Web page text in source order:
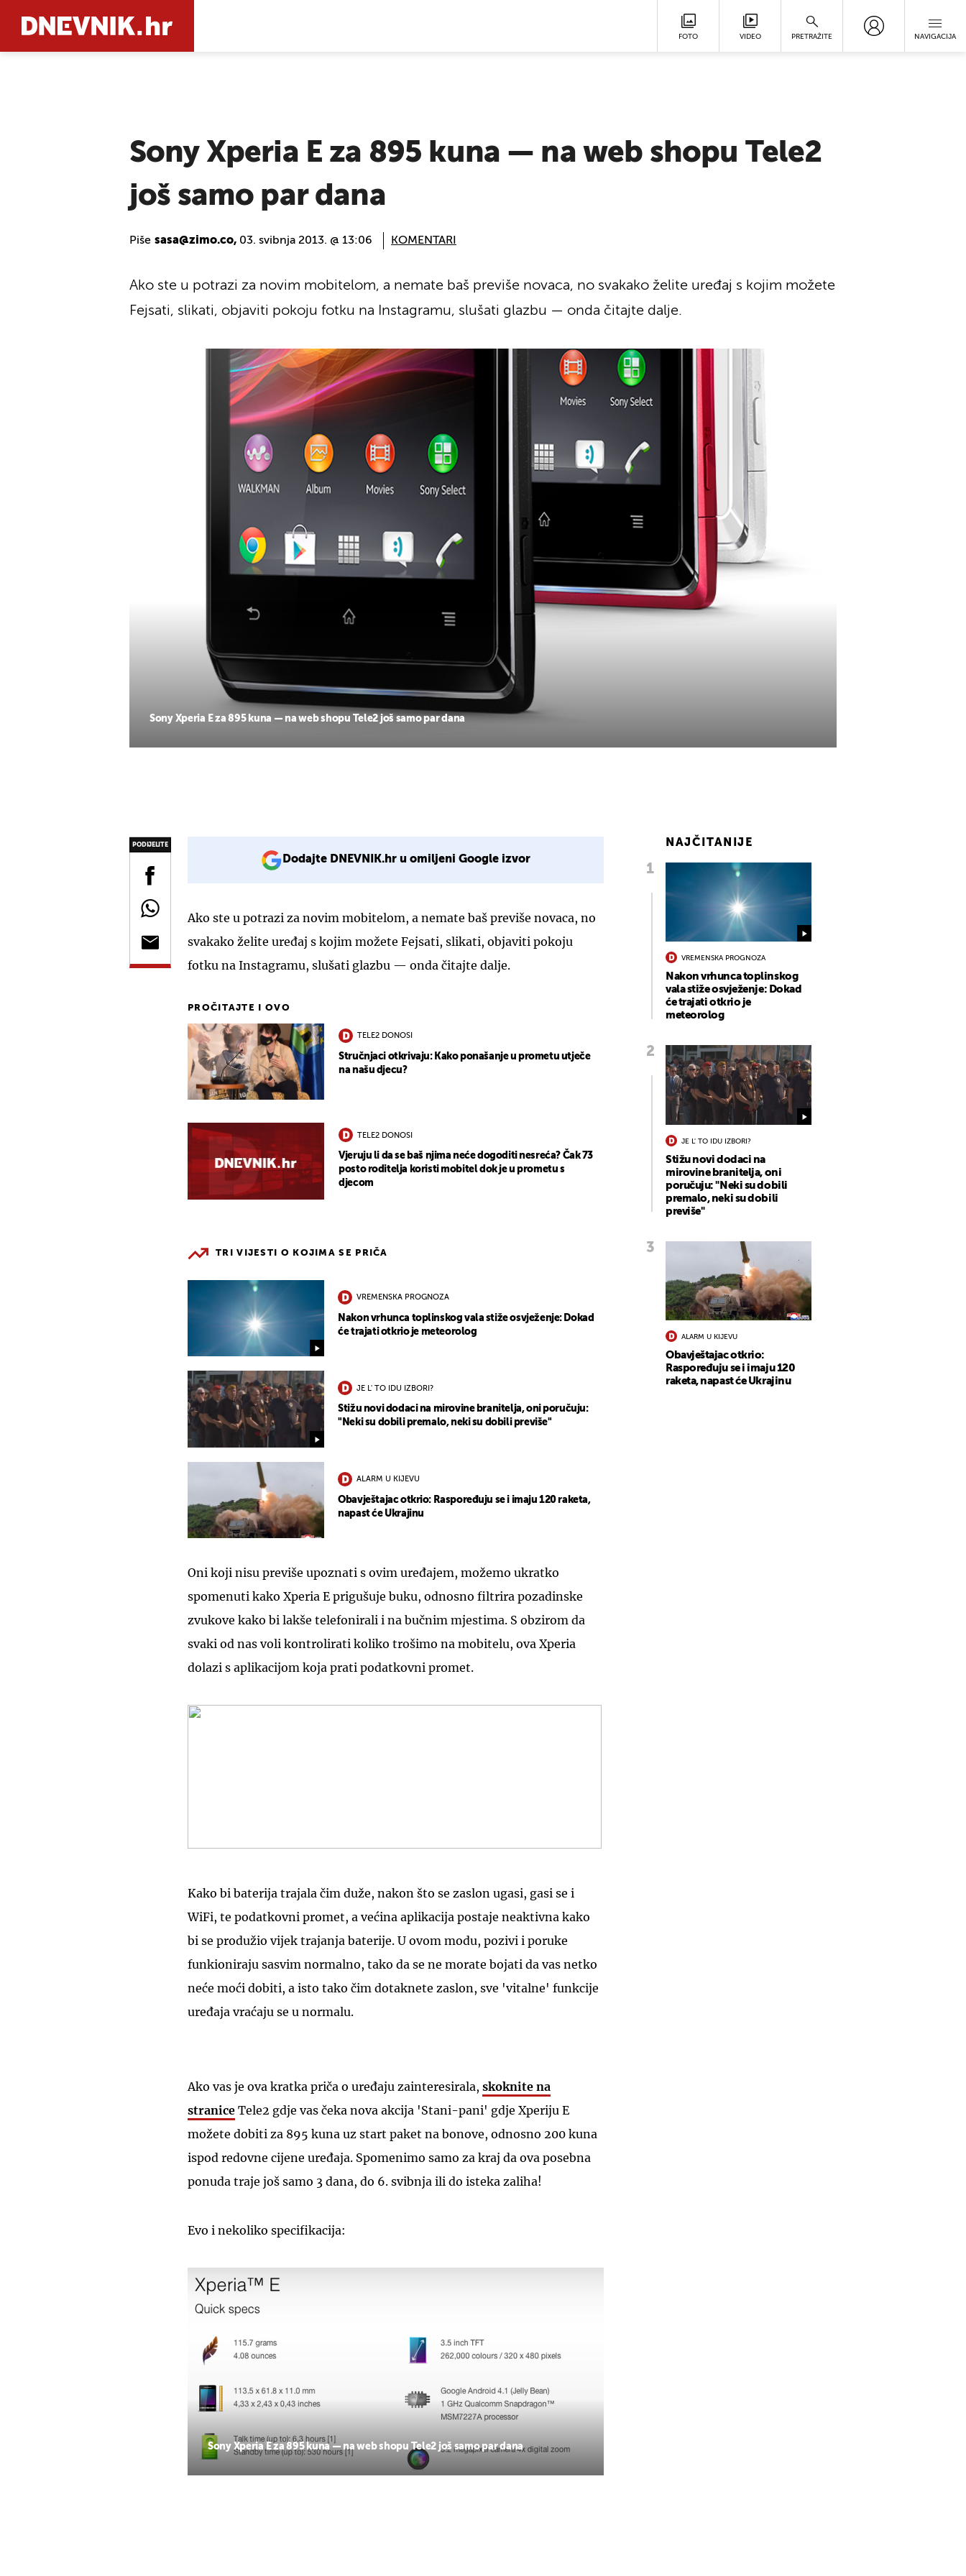
FOTO VIDEO PRETRAŽITE NAVIGACIJA
Sony Xperia E za 895 kuna — na web shopu Tele2
još samo par dana
Piše sasa@zimo.co, 03. svibnja 2013. @ 13:06 KOMENTARI
Sony Xperia E za 895 kuna — na web shopu Tele2 još samo par dana
Ako ste u potrazi za novim mobitelom, a nemate baš previše novaca, no svakako želite uređaj s kojim možete
Fejsati, slikati, objaviti pokoju fotku na Instagramu, slušati glazbu — onda čitajte dalje.
PODIJELITE
Dodajte DNEVNIK.hr u omiljeni Google izvor
Ako ste u potrazi za novim mobitelom, a nemate baš previše novaca, no
svakako želite uređaj s kojim možete Fejsati, slikati, objaviti pokoju
fotku na Instagramu, slušati glazbu — onda čitajte dalje.
PROČITAJTE I OVO
TELE2 DONOSI
Stručnjaci otkrivaju: Kako ponašanje u prometu utječe
na našu djecu?
TELE2 DONOSI
Vjeruju li da se baš njima neće dogoditi nesreća? Čak 73
posto roditelja koristi mobitel dok je u prometu s
djecom
TRI VIJESTI O KOJIMA SE PRIČA
VREMENSKA PROGNOZA
Nakon vrhunca toplinskog vala stiže osvježenje: Dokad
će trajati otkrio je meteorolog
JE L' TO IDU IZBORI?
Stižu novi dodaci na mirovine branitelja, oni poručuju:
"Neki su dobili premalo, neki su dobili previše"
ALARM U KIJEVU
Obavještajac otkrio: Raspoređuju se i imaju 120 raketa,
napast će Ukrajinu
Oni koji nisu previše upoznati s ovim uređajem, možemo ukratko
spomenuti kako Xperia E prigušuje buku, odnosno filtrira pozadinske
zvukove kako bi lakše telefonirali i na bučnim mjestima. S obzirom da
svaki od nas voli kontrolirati koliko trošimo na mobitelu, ova Xperia
dolazi s aplikacijom koja prati podatkovni promet.
Kako bi baterija trajala čim duže, nakon što se zaslon ugasi, gasi se i
WiFi, te podatkovni promet, a većina aplikacija postaje neaktivna kako
bi se produžio vijek trajanja baterije. U ovom modu, pozivi i poruke
funkioniraju sasvim normalno, tako da se ne morate bojati da vas netko
neće moći dobiti, a isto tako čim dotaknete zaslon, sve 'vitalne' funkcije
uređaja vraćaju se u normalu.
Ako vas je ova kratka priča o uređaju zainteresirala, skoknite na
stranice Tele2 gdje vas čeka nova akcija 'Stani-pani' gdje Xperiju E
možete dobiti za 895 kuna uz start paket na bonove, odnosno 200 kuna
ispod redovne cijene uređaja. Spomenimo samo za kraj da ova posebna
ponuda traje još samo 3 dana, do 6. svibnja ili do isteka zaliha!
Evo i nekoliko specifikacija:
Sony Xperia E za 895 kuna — na web shopu Tele2 još samo par dana
NAJČITANIJE
VREMENSKA PROGNOZA
Nakon vrhunca toplinskog
vala stiže osvježenje: Dokad
će trajati otkrio je
meteorolog
JE L' TO IDU IZBORI?
Stižu novi dodaci na
mirovine branitelja, oni
poručuju: "Neki su dobili
premalo, neki su dobili
previše"
ALARM U KIJEVU
Obavještajac otkrio:
Raspoređuju se i imaju 120
raketa, napast će Ukrajinu